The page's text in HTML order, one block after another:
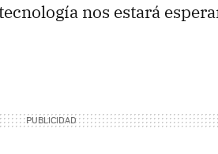
nos estará